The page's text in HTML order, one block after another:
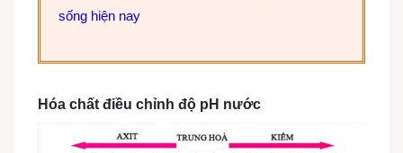
sống hiện nay
Hóa chất điều chỉnh độ pH nước